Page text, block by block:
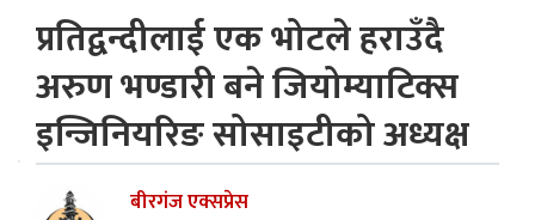
प्रतिद्वन्दीलाई एक भोटले हराउँदै
अरुण भण्डारी बने जियोम्याटिक्स
इन्जिनियरिङ सोसाइटीको अध्यक्ष
बीरगंज एक्सप्रेस